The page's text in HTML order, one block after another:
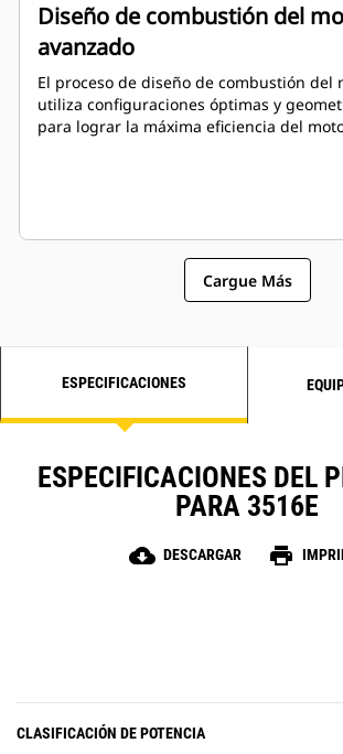
Diseño de combustión del
avanzado
El proceso de diseño de combustión del
utiliza configuraciones óptimas y
para lograr la máxima eficiencia del
Cargue Más
ESPECIFICACIONES
ESPECIFICACIONES DEL
PARA 3516E
cloud_download DESCARGAR print
CLASIFICACIÓN DE POTENCIA